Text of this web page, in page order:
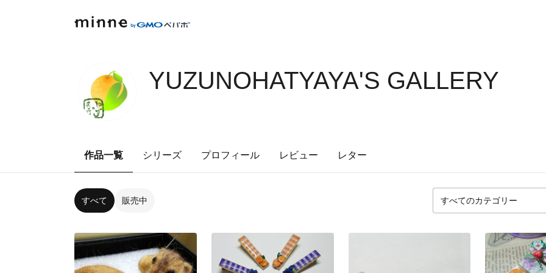
YUZUNOHATYAYA'S GALLERY
作品一覧 シリーズ プロフィール レビュー レター
すべて 販売中